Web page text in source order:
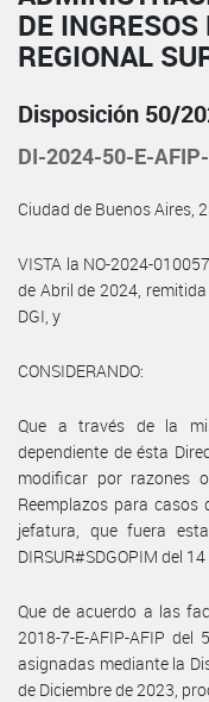
DE
REGIONAL
Disposición 50/
DI-2024-50-E-
Ciudad de Buenos Aires,
VISTA la NO-2024-
de Abril de 2024,
DGI, y
CONSIDERANDO:
Que a través de la
dependiente de ésta
modificar por razones
Reemplazos para
jefatura, que fuera
DIRSUR#SDGOPIM del
Que de acuerdo a las
2018-7-E-AFIP-AFIP
asignadas mediante la
de Diciembre de 2023,